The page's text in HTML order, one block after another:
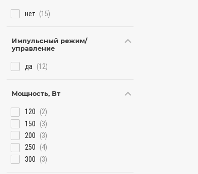
нет (15)
Импульсный режим/
управление
да (12)
Мощность, Вт
120
(2)
150
(3)
200
(3)
250
(4)
300
(3)